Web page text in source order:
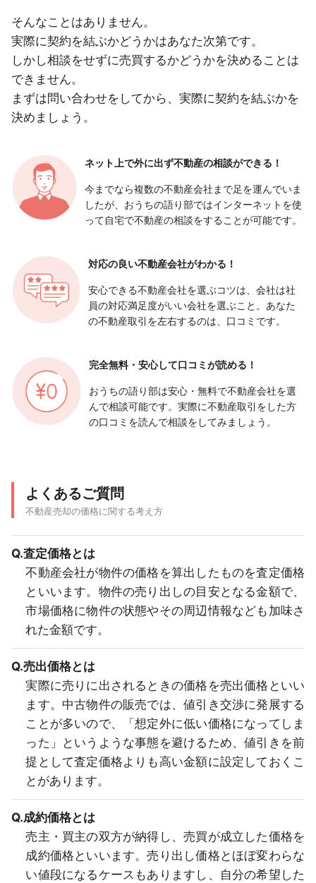
そんなことはありません。
実際に契約を結ぶかどうかはあなた次第です。
しかし相談をせずに売買するかどうかを決めることは
できません。
まずは問い合わせをしてから、実際に契約を結ぶかを
決めましょう。
ネット上で外に出ず不動産の相談ができる！
今までなら複数の不動産会社まで足を運んでいま
したが、おうちの語り部ではインターネットを使
って自宅で不動産の相談をすることが可能です。
対応の良い不動産会社がわかる！
安心できる不動産会社を選ぶコツは、会社は社
員の対応満足度がいい会社を選ぶこと。あなた
の不動産取引を左右するのは、口コミです。
完全無料・安心して口コミが読める！
おうちの語り部は安心・無料で不動産会社を選
んで相談可能です。実際に不動産取引をした方
の口コミを読んで相談をしてみましょう。
よくあるご質問
不動産売却の価格に関する考え方
Q.査定価格とは
不動産会社が物件の価格を算出したものを査定価格
といいます。物件の売り出しの目安となる金額で、
市場価格に物件の状態やその周辺情報なども加味さ
れた金額です。
Q.売出価格とは
実際に売りに出されるときの価格を売出価格といい
ます。中古物件の販売では、値引き交渉に発展する
ことが多いので、「想定外に低い価格になってしま
った」というような事態を避けるため、値引きを前
提として査定価格よりも高い金額に設定しておくこ
とがあります。
Q.成約価格とは
売主・買主の双方が納得し、売買が成立した価格を
成約価格といいます。売り出し価格とほぼ変わらな
い値段になるケースもありますし、自分の希望した